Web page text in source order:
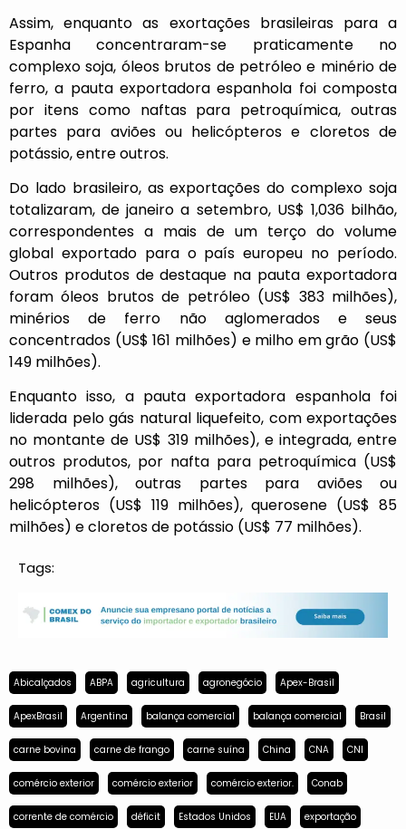
Assim, enquanto as exortações brasileiras para a
Espanha concentraram-se praticamente no
complexo soja, óleos brutos de petróleo e minério de
ferro, a pauta exportadora espanhola foi composta
por itens como naftas para petroquímica, outras
partes para aviões ou helicópteros e cloretos de
potássio, entre outros.
Do lado brasileiro, as exportações do complexo soja
totalizaram, de janeiro a setembro, US$ 1,036 bilhão,
correspondentes a mais de um terço do volume
global exportado para o país europeu no período.
Outros produtos de destaque na pauta exportadora
foram óleos brutos de petróleo (US$ 383 milhões),
minérios de ferro não aglomerados e seus
concentrados (US$ 161 milhões) e milho em grão (US$
149 milhões).
Enquanto isso, a pauta exportadora espanhola foi
liderada pelo gás natural liquefeito, com exportações
no montante de US$ 319 milhões), e integrada, entre
outros produtos, por nafta para petroquímica (US$
298 milhões), outras partes para aviões ou
helicópteros (US$ 119 milhões), querosene (US$ 85
milhões) e cloretos de potássio (US$ 77 milhões).
Tags:
Abicalçados ABPA agricultura agronegócio Apex-Brasil
ApexBrasil Argentina balança comercial balança comercial Brasil
carne bovina carne de frango carne suína China CNA CNI
comércio exterior comércio exterior comércio exterior. Conab
corrente de comércio déficit Estados Unidos EUA exportação